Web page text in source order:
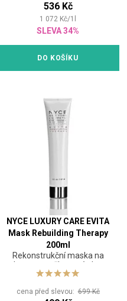
536 Kč
1 072 Kč/1
SLEVA 34%
DO KOŠÍKU
NYCE LUXURY CARE EVITA
Mask Rebuilding Therapy
200ml
Rekonstrukční maska na
vlasy pro poškozené vlasy
cena před slevou:699 Kč